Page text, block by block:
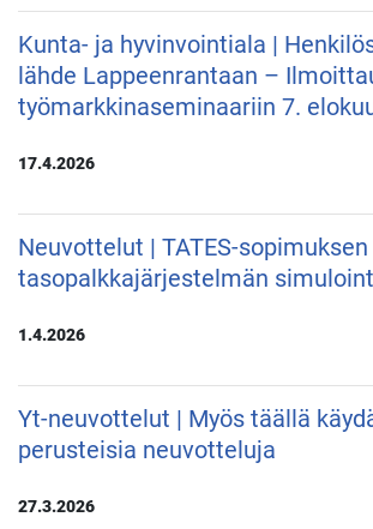
Kunta- ja hyvinvointiala |
lähde Lappeenrantaan –
työmarkkinaseminaariin 7.
17.4.2026
Neuvottelut | TATES-sopimuksen
tasopalkkajärjestelmän
1.4.2026
Yt-neuvottelut | Myös täällä
perusteisia neuvotteluja
27.3.2026